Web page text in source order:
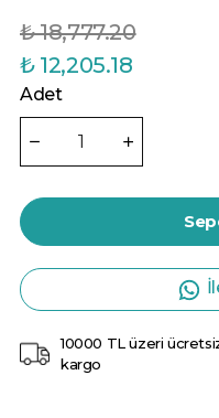
₺ 18,777.20
₺ 12,205.18
Adet
10000 TL üzeri
kargo